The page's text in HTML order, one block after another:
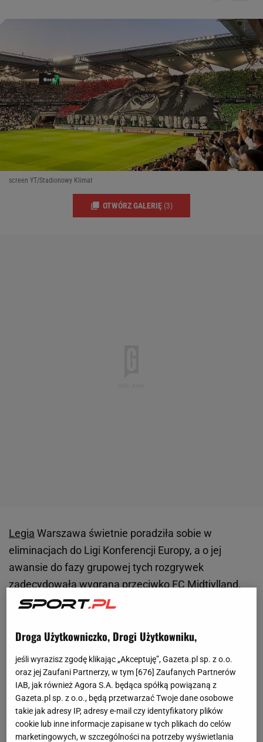
screen YT/Stadionowy Klimat
OTWÓRZ GALERIĘ (3)
Legia Warszawa świetnie poradziła sobie w
eliminacjach do Ligi Konferencji Europy, a o jej
awansie do fazy grupowej tych rozgrywek
zadecydowała wygrana przeciwko FC Midtjylland.
Zespół ze stolicy trafił do grupy E wraz z Aston Villą,
spotkaniu legioniści zmierzyli się z jednym z
głównych faworytów do wygranej w całych
rozgrywkach - Aston Villą.Polskadrużyna
prowadzona przez Kostę Runjaicia wykazała się
ogromną determinacją i niespodziewanie pokonała
Aston Villę 3:2.
Droga Użytkowniczko, Drogi Użytkowniku,
jeśli wyrazisz zgodę klikając „Akceptuję”, Gazeta.pl sp. z o.o.
oraz jej Zaufani Partnerzy, w tym [676] Zaufanych Partnerów
IAB, jak również Agora S.A. będąca spółką powiązaną z
Gazeta.pl sp. z o.o., będą przetwarzać Twoje dane osobowe
takie jak adresy IP, adresy e-mail czy identyfikatory plików
cookie lub inne informacje zapisane w tych plikach do celów
marketingowych, w szczególności na potrzeby wyświetlania